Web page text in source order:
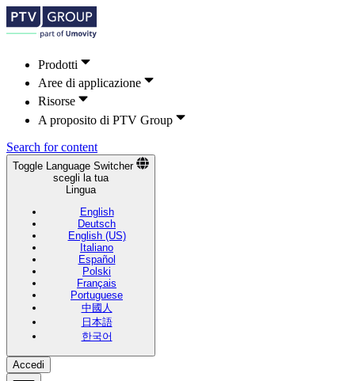
Prodotti
Aree di applicazione
Risorse
A proposito di PTV Group
Search for content
Toggle Language Switcher
scegli la tua
Lingua
English
Deutsch
English (US)
Italiano
Español
Polski
Français
Portuguese
中國人
日本語
한국어
Accedi